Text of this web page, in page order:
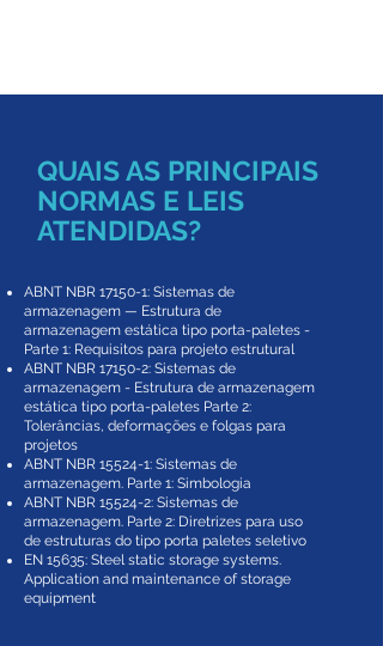
QUAIS AS PRINCIPAIS
NORMAS E LEIS
ATENDIDAS?
ABNT NBR 17150-1: Sistemas de
armazenagem — Estrutura de
armazenagem estática tipo porta-paletes -
Parte 1: Requisitos para projeto estrutural
ABNT NBR 17150-2: Sistemas de
armazenagem - Estrutura de armazenagem
estática tipo porta-paletes Parte 2:
Tolerâncias, deformações e folgas para
projetos
ABNT NBR 15524-1: Sistemas de
armazenagem. Parte 1: Simbologia
ABNT NBR 15524-2: Sistemas de
armazenagem. Parte 2: Diretrizes para uso
de estruturas do tipo porta paletes seletivo
EN 15635: Steel static storage systems.
Application and maintenance of storage
equipment